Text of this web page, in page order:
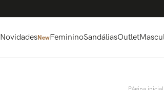
NovidadesNewFemininoSandáliasOutlet